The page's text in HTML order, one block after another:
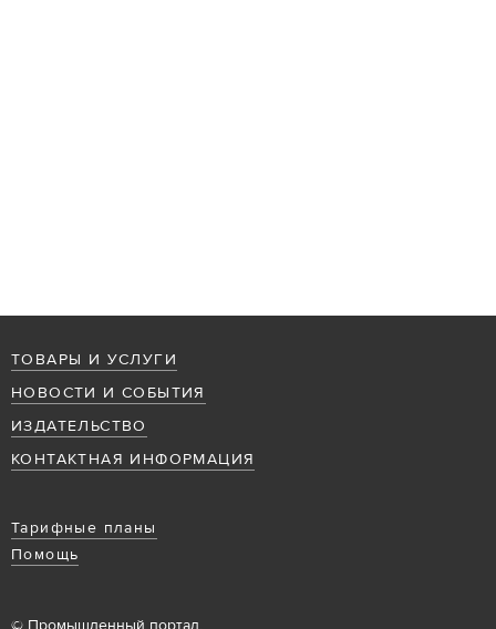
ТОВАРЫ И УСЛУГИ
НОВОСТИ И СОБЫТИЯ
ИЗДАТЕЛЬСТВО
КОНТАКТНАЯ ИНФОРМАЦИЯ
Тарифные планы
Помощь